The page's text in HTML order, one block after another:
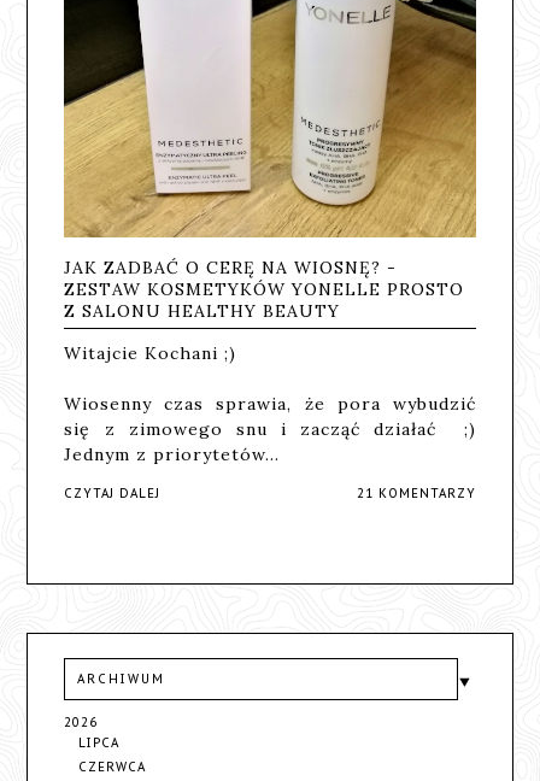
JAK ZADBAĆ O CERĘ NA WIOSNĘ? -
ZESTAW KOSMETYKÓW YONELLE PROSTO
Z SALONU HEALTHY BEAUTY
Witajcie Kochani ;)
Wiosenny czas sprawia, że pora wybudzić
się z zimowego snu i zacząć działać ;)
Jednym z priorytetów…
CZYTAJ DALEJ 21 KOMENTARZY
ARCHIWUM
2026
LIPCA
CZERWCA